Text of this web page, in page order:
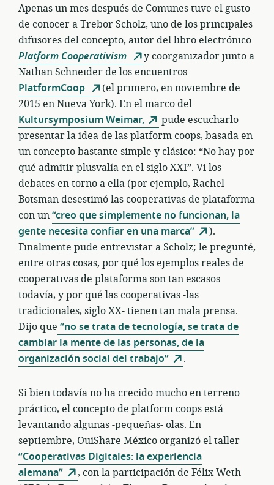
Apenas un mes después de Comunes tuve el gusto
de conocer a Trebor Scholz, uno de los principales
difusores del concepto, autor del libro electrónico
Platform Cooperativism
y coorganizador junto a
Nathan Schneider de los encuentros
PlatformCoop
(el primero, en noviembre de
2015 en Nueva York). En el marco del
Kultursymposium Weimar,
pude escucharlo
presentar la idea de las platform coops, basada en
un concepto bastante simple y clásico: “No hay por
qué admitir plusvalía en el siglo XXI”. Vi los
debates en torno a ella (por ejemplo, Rachel
Botsman desestimó las cooperativas de plataforma
con un“creo que simplemente no funcionan, la
gente necesita confiar en una marca”
).
Finalmente pude entrevistar a Scholz; le pregunté,
entre otras cosas, por qué los ejemplos reales de
cooperativas de plataforma son tan escasos
todavía, y por qué las cooperativas -las
tradicionales, siglo XX- tienen tan mala prensa.
Dijo que “no se trata de tecnología, se trata de
cambiar la mente de las personas, de la
organización social del trabajo”
.
Si bien todavía no ha crecido mucho en terreno
práctico, el concepto de platform coops está
levantando algunas -pequeñas- olas. En
septiembre, OuiShare México organizó el taller
“Cooperativas Digitales: la experiencia
alemana”
, con la participación de Félix Weth